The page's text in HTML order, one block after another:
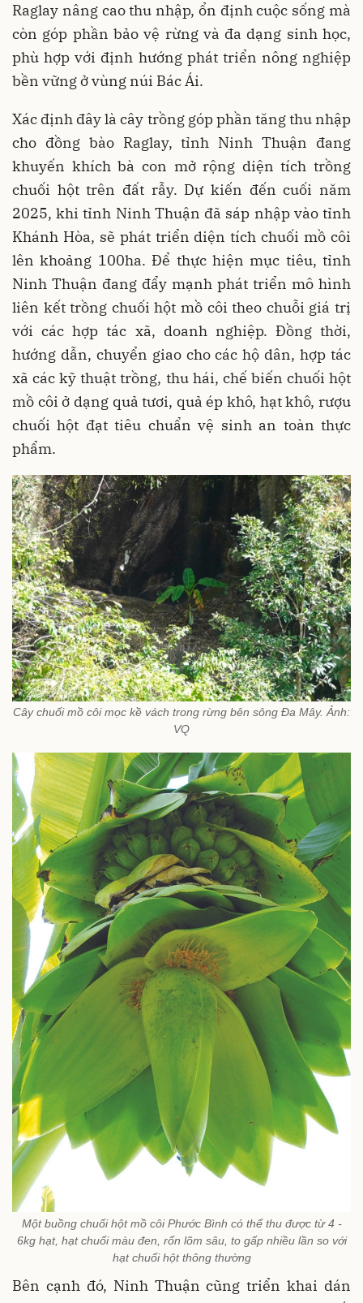
Raglay nâng cao thu nhập, ổn định cuộc sống mà
còn góp phần bảo vệ rừng và đa dạng sinh học,
phù hợp với định hướng phát triển nông nghiệp
bền vững ở vùng núi Bác Ái.
Xác định đây là cây trồng góp phần tăng thu nhập
cho đồng bào Raglay, tỉnh Ninh Thuận đang
khuyến khích bà con mở rộng diện tích trồng
chuối hột trên đất rẫy. Dự kiến đến cuối năm
2025, khi tỉnh Ninh Thuận đã sáp nhập vào tỉnh
Khánh Hòa, sẽ phát triển diện tích chuối mồ côi
lên khoảng 100ha. Để thực hiện mục tiêu, tỉnh
Ninh Thuận đang đẩy mạnh phát triển mô hình
liên kết trồng chuối hột mồ côi theo chuỗi giá trị
với các hợp tác xã, doanh nghiệp. Đồng thời,
hướng dẫn, chuyển giao cho các hộ dân, hợp tác
xã các kỹ thuật trồng, thu hái, chế biến chuối hột
mồ côi ở dạng quả tươi, quả ép khô, hạt khô, rượu
chuối hột đạt tiêu chuẩn vệ sinh an toàn thực
phẩm.
Cây chuối mồ côi mọc kề vách trong rừng bên sông Đa Mây. Ảnh:
VQ
Một buồng chuối hột mồ côi Phước Bình có thể thu được từ 4 -
6kg hạt, hạt chuối màu đen, rốn lõm sâu, to gấp nhiều lần so với
hạt chuối hột thông thường
Bên cạnh đó, Ninh Thuận cũng triển khai dán